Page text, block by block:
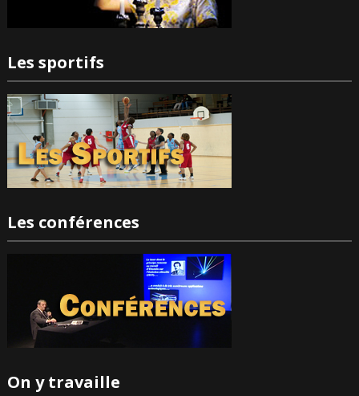
Les sportifs
Les conférences
On y travaille